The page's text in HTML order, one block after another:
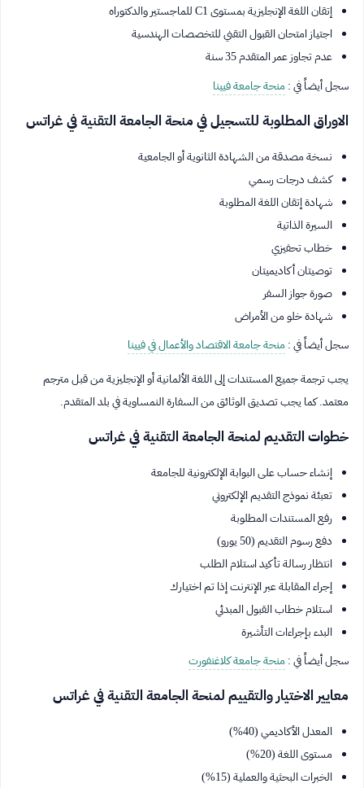
إتقان اللغة الإنجليزية بمستوى C1 للماجستير والدكتوراه
اجتياز امتحان القبول التقني للتخصصات الهندسية
عدم تجاوز عمر المتقدم 35 سنة
سجل أيضاً في :منحة جامعة فيينا
الاوراق المطلوبة للتسجيل في منحة الجامعة التقنية في غراتس
نسخة مصدقة من الشهادة الثانوية أو الجامعية
كشف درجات رسمي
شهادة إتقان اللغة المطلوبة
السيرة الذاتية
خطاب تحفيزي
توصيتان أكاديميتان
صورة جواز السفر
شهادة خلو من الأمراض
سجل أيضاً في :منحة جامعة الاقتصاد والأعمال في فيينا
يجب ترجمة جميع المستندات إلى اللغة الألمانية أو الإنجليزية من قبل مترجم
معتمد. كما يجب تصديق الوثائق من السفارة النمساوية في بلد المتقدم.
خطوات التقديم لمنحة الجامعة التقنية في غراتس
إنشاء حساب على البوابة الإلكترونية للجامعة
تعبئة نموذج التقديم الإلكتروني
رفع المستندات المطلوبة
دفع رسوم التقديم (50 يورو)
انتظار رسالة تأكيد استلام الطلب
إجراء المقابلة عبر الإنترنت إذا تم اختيارك
استلام خطاب القبول المبدئي
البدء بإجراءات التأشيرة
سجل أيضاً في :منحة جامعة كلاغنفورت
معايير الاختيار والتقييم لمنحة الجامعة التقنية في غراتس
المعدل الأكاديمي (40%)
مستوى اللغة (20%)
الخبرات البحثية والعملية (15%)